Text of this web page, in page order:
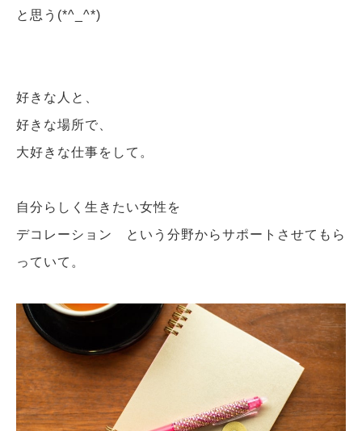
と思う(*^_^*)
好きな人と、
好きな場所で、
大好きな仕事をして。
自分らしく生きたい女性を
デコレーション という分野からサポートさせてもら
っていて。